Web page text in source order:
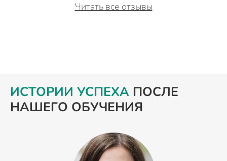
Читать все отзывы
ИСТОРИИ УСПЕХА ПОСЛЕ
НАШЕГО ОБУЧЕНИЯ